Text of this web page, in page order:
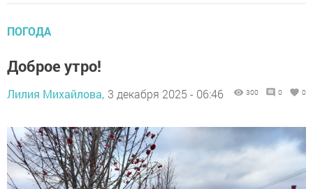
ПОГОДА
Доброе утро!
Лилия Михайлова, 3 декабря 2025 - 06:46 300 0 0